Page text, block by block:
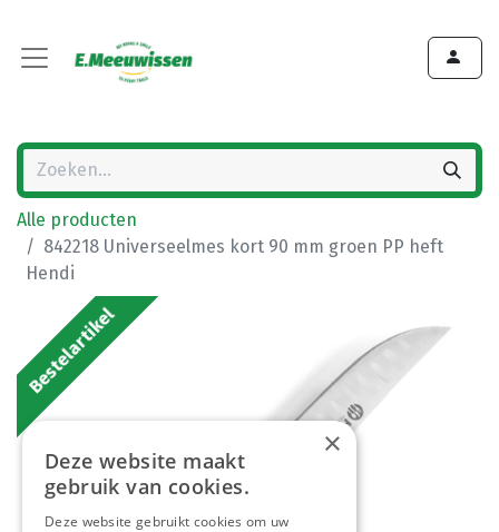
Alle producten
842218 Universeelmes kort 90 mm groen PP heft
Hendi
Bestelartikel
×
Deze website maakt
gebruik van cookies.
Deze website gebruikt cookies om uw